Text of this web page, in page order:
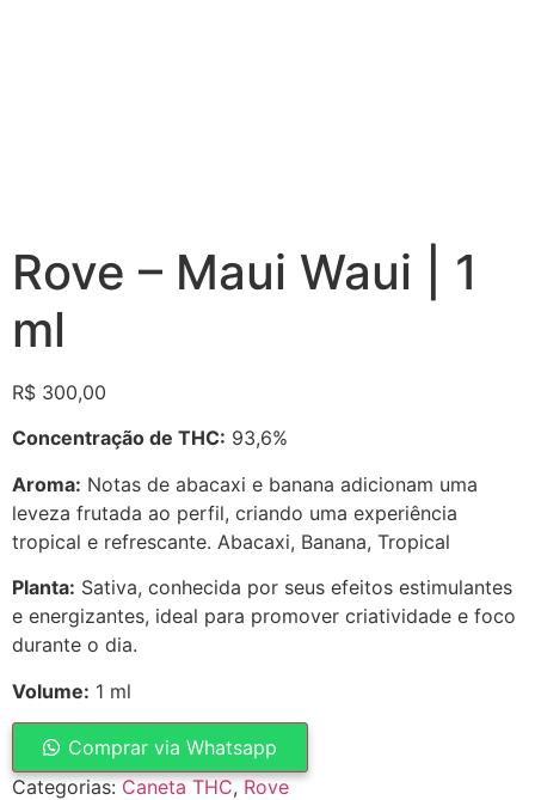
Rove – Maui Waui | 1
ml
R$ 300,00
Concentração de THC: 93,6%
Aroma: Notas de abacaxi e banana adicionam uma
leveza frutada ao perfil, criando uma experiência
tropical e refrescante. Abacaxi, Banana, Tropical
Planta: Sativa, conhecida por seus efeitos estimulantes
e energizantes, ideal para promover criatividade e foco
durante o dia.
Volume: 1 ml
Comprar via Whatsapp
Categorias:Caneta THC,Rove